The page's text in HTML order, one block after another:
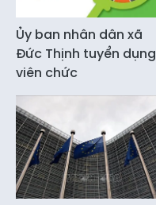
Ủy ban nhân dân xã
Đức Thịnh tuyển dụng
viên chức